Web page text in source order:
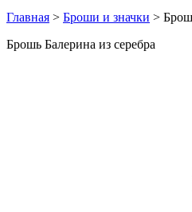
Главная > Броши и значки >
Брошь Балерина из серебра